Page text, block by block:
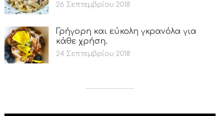
26 Σεπτεμβρίου 2018
Γρήγορη και εύκολη γκρανόλα για
κάθε χρήση.
24 Σεπτεμβρίου 2018